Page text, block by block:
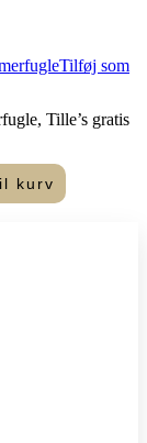
Tilføj som
Tille’s gratis
kurv